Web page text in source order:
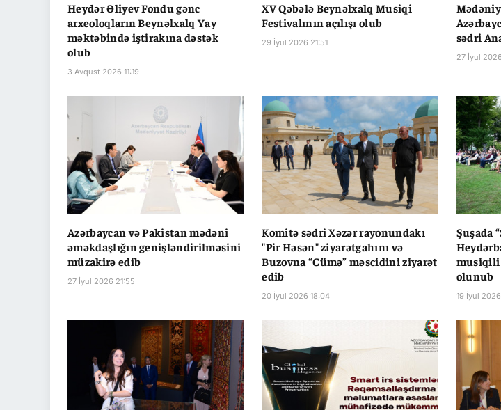
Heydər Əliyev Fondu gənc
arxeoloqların Beynəlxalq Yay
məktəbində iştirakına dəstək
olub
3 Avqust 2026 11:19
XV Qəbələ Beynəlxalq Musiqi
Festivalının açılışı olub
29 İyul 2026 21:51
sədri
27 İyul
Azərbaycan və Pakistan mədəni
əməkdaşlığın genişləndirilməsini
müzakirə edib
27 İyul 2026 21:55
Komitə sədri Xəzər rayonundakı
"Pir Həsən" ziyarətgahını və
Buzovna “Cümə” məscidini ziyarət
edib
20 İyul 2026 18:04
Şuşada
musiqili
olunub
19 İyul